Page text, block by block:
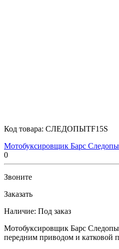
Код товара: СЛЕДОПЫТF15S
Мотобуксировщик Барс
0
Звоните
Заказать
Наличие: Под заказ
Мотобуксировщик Барс
передним приводом и катковой